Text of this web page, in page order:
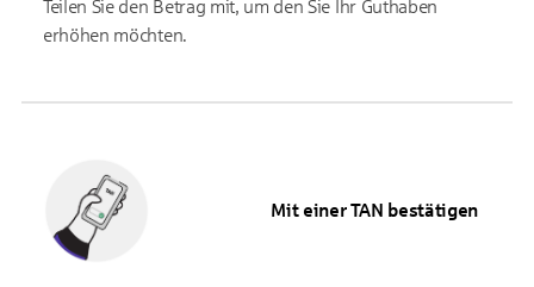
Teilen Sie den Betrag mit, um den Sie Ihr Guthaben
erhöhen möchten.
Mit einer TAN bestätigen